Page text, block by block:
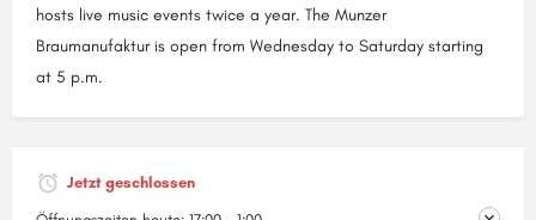
hosts live music events twice a year. The Munzer
Braumanufaktur is open from Wednesday to Saturday starting
at 5 p.m.
Jetzt geschlossen